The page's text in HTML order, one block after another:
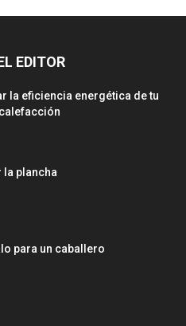
EDITOR
la eficiencia energética de tu
plancha
para un caballero